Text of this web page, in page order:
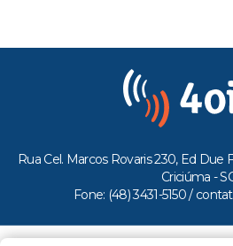
Rua Cel. Marcos Rovaris 230, Ed Due
Criciúma -
Fone: (48) 3431-5150 /